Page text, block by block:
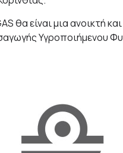
θα είναι μια ανοικτή
Υγροποιήμενου